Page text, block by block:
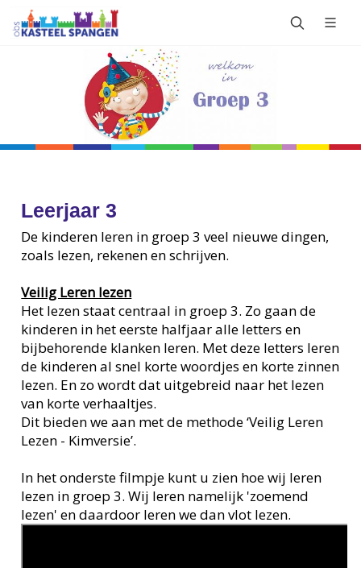
Leerjaar 3
De kinderen leren in groep 3 veel nieuwe dingen,
zoals lezen, rekenen en schrijven.
Veilig Leren lezen
Het lezen staat centraal in groep 3. Zo gaan de
kinderen in het eerste halfjaar alle letters en
bijbehorende klanken leren. Met deze letters leren
de kinderen al snel korte woordjes en korte zinnen
lezen. En zo wordt dat uitgebreid naar het lezen
van korte verhaaltjes.
Dit bieden we aan met de methode ‘Veilig Leren
Lezen - Kimversie’.
In het onderste filmpje kunt u zien hoe wij leren
lezen in groep 3. Wij leren namelijk 'zoemend
lezen' en daardoor leren we dan vlot lezen.